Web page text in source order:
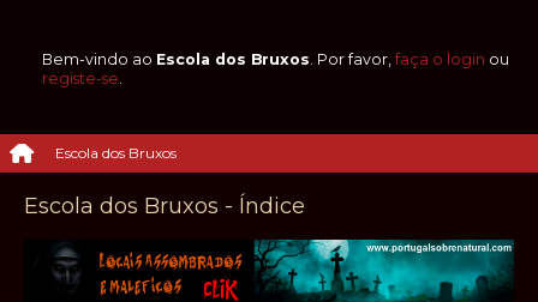
Bem-vindo ao Escola dos Bruxos. Por favor, faça o login ou
registe-se.
Escola dos Bruxos
Escola dos Bruxos - Índice